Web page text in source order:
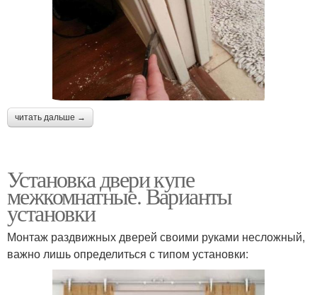
читать дальше →
Установка двери купе
межкомнатные. Варианты
установки
Монтаж раздвижных дверей своими руками несложный,
важно лишь определиться с типом установки: